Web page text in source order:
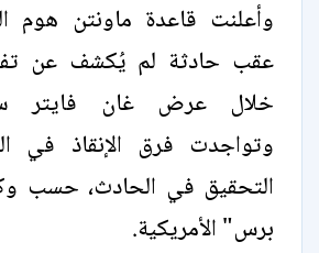
وأعلنت قاعدة ماونتن هوم
عقب حادثة لم يُكشف عن
خلال عرض غان فايتر
وتواجدت فرق الإنقاذ في
التحقيق في الحادث، حسب
برس" الأمريكية.